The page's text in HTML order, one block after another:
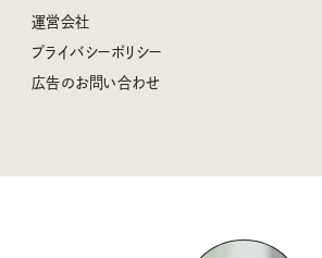
猫と一緒に心地いい暮らし
豆柴・まもるくんの旅日記
柳沢小実さんのお散歩するようなゆるり旅
valoさんのかわいいもの探し
運営会社
プライバシーポリシー
広告のお問い合わせ